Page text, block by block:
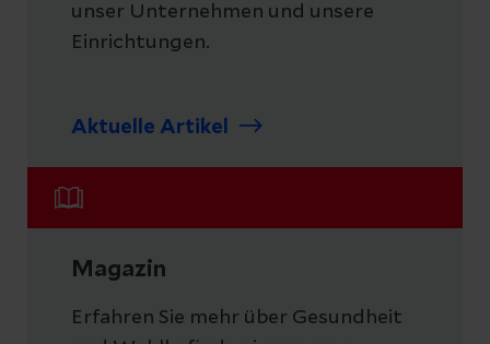
unser Unternehmen und unsere
Einrichtungen.
Aktuelle Artikel
Magazin
Erfahren Sie mehr über Gesundheit